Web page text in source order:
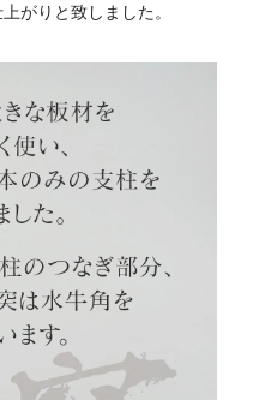
がりと致しました。